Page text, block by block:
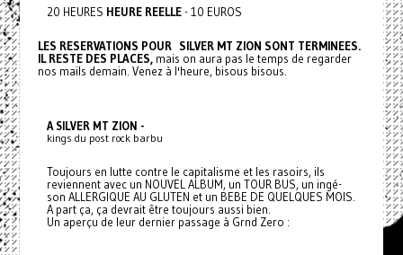
20 HEURES HEURE REELLE- 10 EUROS
LES RESERVATIONS POUR SILVER MT ZION SONT TERMINEES.
IL RESTE DES PLACES, mais on aura pas le temps de regarder
nos mails demain. Venez à l'heure, bisous bisous.
A SILVER MT ZION -
kings du post rock barbu
Toujours en lutte contre le capitalisme et les rasoirs, ils
reviennent avec un NOUVEL ALBUM, un TOUR BUS, un ingé-
son ALLERGIQUE AU GLUTEN et un BEBE DE QUELQUES MOIS.
A part ça, ça devrait être toujours aussi bien.
Un aperçu de leur dernier passage à Grnd Zero :